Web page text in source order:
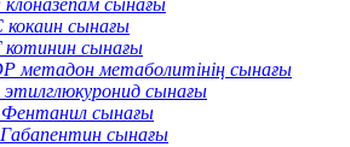
клоназепам сынағы
кокаин сынағы
котинин сынағы
метадон метаболитінің сынағы
этилглюкуронид сынағы
сынағы
сынағы